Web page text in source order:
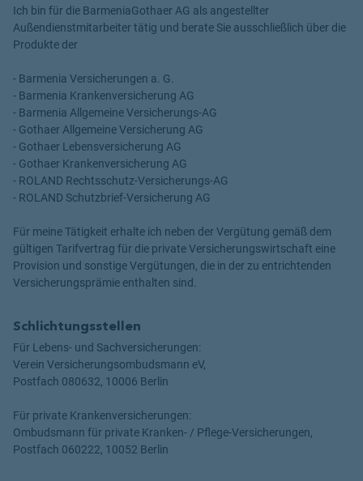
Ich bin für die BarmeniaGothaer AG als angestellter
Außendienstmitarbeiter tätig und berate Sie ausschließlich über die
Produkte der
- Barmenia Versicherungen a. G.
- Barmenia Krankenversicherung AG
- Barmenia Allgemeine Versicherungs-AG
- Gothaer Allgemeine Versicherung AG
- Gothaer Lebensversicherung AG
- Gothaer Krankenversicherung AG
- ROLAND Rechtsschutz-Versicherungs-AG
- ROLAND Schutzbrief-Versicherung AG
Für meine Tätigkeit erhalte ich neben der Vergütung gemäß dem
gültigen Tarifvertrag für die private Versicherungswirtschaft eine
Provision und sonstige Vergütungen, die in der zu entrichtenden
Versicherungsprämie enthalten sind.
Schlichtungsstellen
Für Lebens- und Sachversicherungen:
Verein Versicherungsombudsmann eV,
Postfach 080632, 10006 Berlin
Für private Krankenversicherungen:
Ombudsmann für private Kranken- / Pflege-Versicherungen,
Postfach 060222, 10052 Berlin